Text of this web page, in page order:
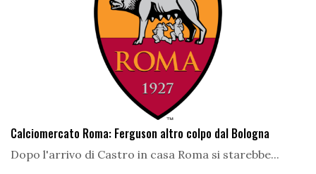
Calciomercato Roma: Ferguson altro colpo dal Bologna
Dopo l'arrivo di Castro in casa Roma si starebbe...